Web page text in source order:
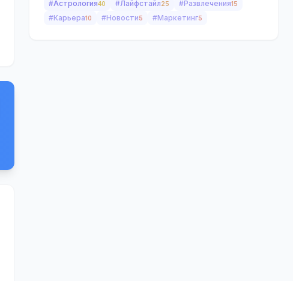
#Астрология40 #Лайфстайл25 #Развлечения15
#Карьера10 #Новости5 #Маркетинг5